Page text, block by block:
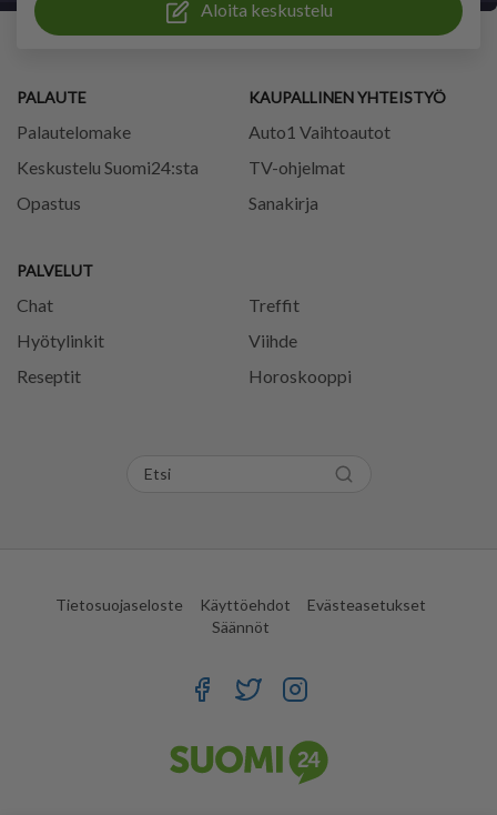
Aloita keskustelu
PALAUTE
Palautelomake
Keskustelu Suomi24:sta
Opastus
PALVELUT
Chat
Treffit
Hyötylinkit
Viihde
Reseptit
Horoskooppi
KAUPALLINEN YHTEISTYÖ
Auto1 Vaihtoautot
TV-ohjelmat
Sanakirja
Tietosuojaseloste Käyttöehdot
Evästeasetukset
Säännöt